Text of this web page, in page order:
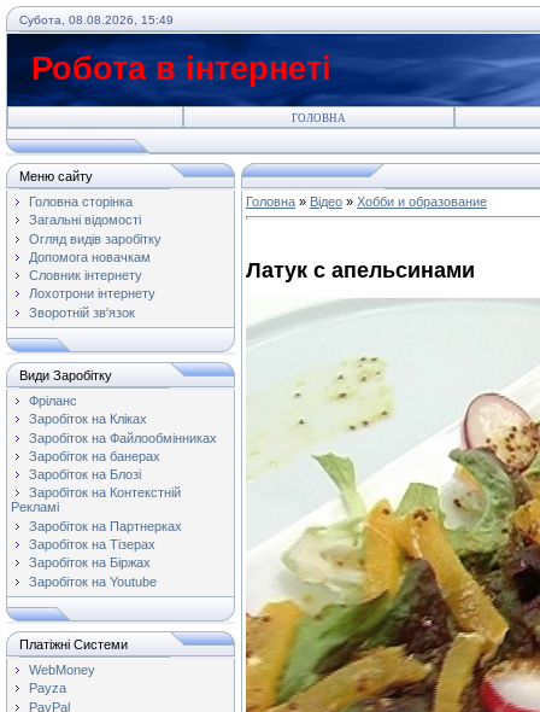
Субота, 08.08.2026, 15:49
Робота в інтернеті
ГОЛОВНА
Меню сайту
Головна сторінка
Загальні відомості
Огляд видів заробітку
Допомога новачкам
Словник інтернету
Лохотрони інтернету
Зворотній зв'язок
Види Заробітку
Фріланс
Заробіток на Кліках
Заробіток на Файлообмінниках
Заробіток на банерах
Заробіток на Блозі
Заробіток на Контекстній
Рекламі
Заробіток на Партнерках
Заробіток на Тізерах
Заробіток на Біржах
Заробіток на Youtube
Платіжні Системи
WebMoney
Payza
PayPal
Головна » Відео » Хобби и образование
Латук с апельсинами